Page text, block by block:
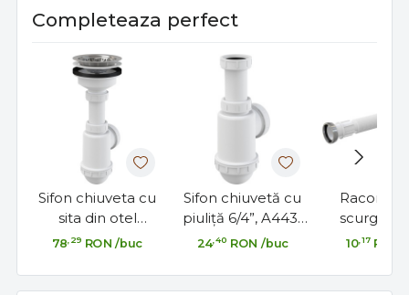
Completeaza perfect
Sifon chiuveta cu
sita din otel
inoxidabil DN115-
78,29 RON /buc
Sifon chiuvetă cu
piuliţă 6/4”, A443-
DN50/40 Sifon
6/4”
24,40 RON /buc
Racord
scurgere
40/32, cu
10,17 RON